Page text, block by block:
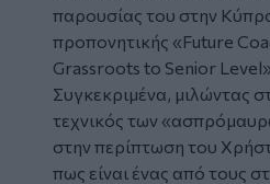
παρουσίας του στην
προπονητικής «Future
Grassroots to Senior
Συγκεκριμένα, μιλώντας
τεχνικός των
στην περίπτωση του
πως είναι ένας από τους